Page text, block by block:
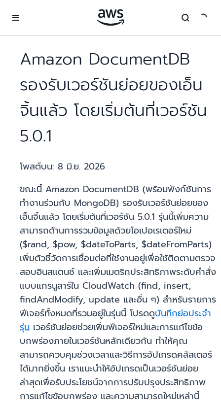
Amazon DocumentDB
รองรับเวอร์ชันย่อยของเอ็น
จิ้นแล้ว โดยเริ่มต้นที่เวอร์ชัน
5.0.1
โพสต์บน: 8 มิ.ย. 2026
ขณะนี้ Amazon DocumentDB (พร้อมฟังก์ชันการ
ทำงานร่วมกับ MongoDB) รองรับเวอร์ชันย่อยของ
เอ็นจิ้นแล้ว โดยเริ่มต้นที่เวอร์ชัน 5.0.1 รุ่นนี้เพิ่มความ
สามารถด้านการรวมข้อมูลด้วยโอเปอเรเตอร์ใหม่
($rand, $pow, $dateToParts, $dateFromParts)
เพิ่มตัวชี้วัดการเชื่อมต่อที่ใช้งานอยู่เพื่อใช้ติดตามตรวจ
สอบอินสแตนซ์ และเพิ่มเมตริกประสิทธิภาพระดับคำสั่ง
แบบแกรนูลาร์ใน CloudWatch (find, insert,
findAndModify, update และอื่น ๆ) สำหรับรายการ
ฟีเจอร์ทั้งหมดที่รวมอยู่ในรุ่นนี้ โปรดดูบันทึกย่อประจำ
รุ่น เวอร์ชันย่อยช่วยเพิ่มฟีเจอร์ใหม่และการแก้ไขข้อ
บกพร่องภายในเวอร์ชันหลักเดียวกัน ทำให้คุณ
สามารถควบคุมช่วงเวลาและวิธีการอัปเกรดคลัสเตอร์
ได้มากยิ่งขึ้น เราแนะนำให้อัปเกรดเป็นเวอร์ชันย่อย
ล่าสุดเพื่อรับประโยชน์จากการปรับปรุงประสิทธิภาพ
การแก้ไขข้อบกพร่อง และความสามารถใหม่เหล่านี้